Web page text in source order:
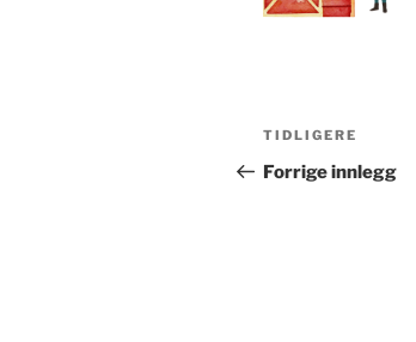
Forrige
innlegg
TIDLIGERE
Forrige innlegg